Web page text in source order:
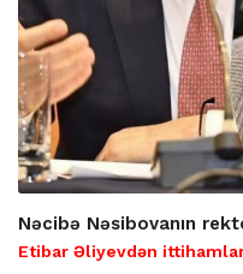
Nəcibə Nəsibovanın
Etibar Əliyevdən